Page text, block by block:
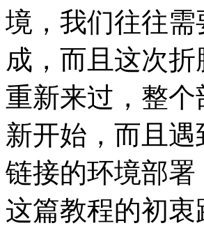
境，我们往往
成，而且这次
重新来过，整
新开始，而且
链接的环境部
这篇教程的初